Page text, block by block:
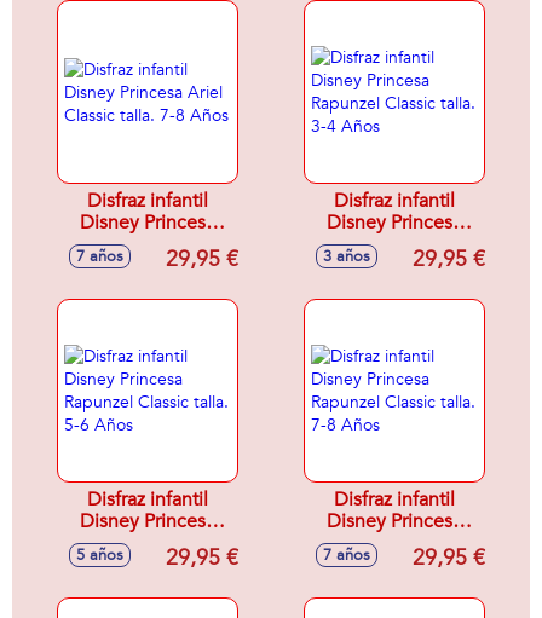
Disfraz infantil
Disney Princesa
Ariel Classic talla.
7-8 Años
7 años 29,95 €
Disfraz infantil
Disney Princesa
Rapunzel Classic
talla. 3-4 Años
3 años 29,95 €
Disfraz infantil
Disney Princesa
Rapunzel Classic
talla. 5-6 Años
5 años 29,95 €
Disfraz infantil
Disney Princesa
Rapunzel Classic
talla. 7-8 Años
7 años 29,95 €